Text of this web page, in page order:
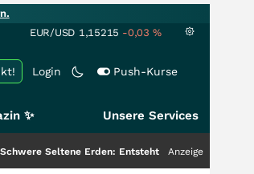
EUR/USD 1,15215 -0,03 %
Login Push-Kurse
✨ Unsere Services
Seltene Erden: Entsteht hier die nächste
Anzeige